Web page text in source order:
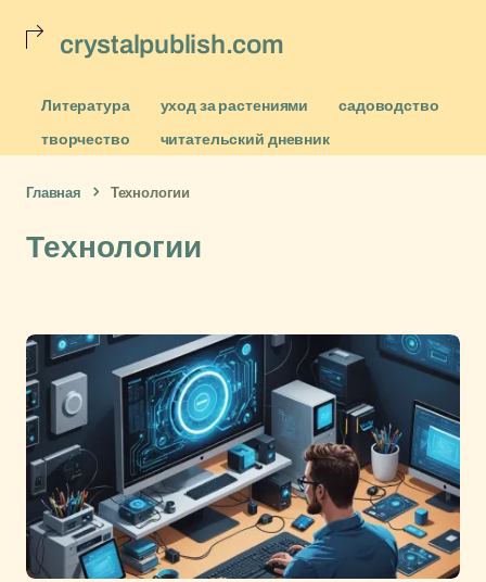
crystalpublish.com
Литература уход за растениями
садоводство
творчество
читательский дневник
Главная Технологии
Технологии